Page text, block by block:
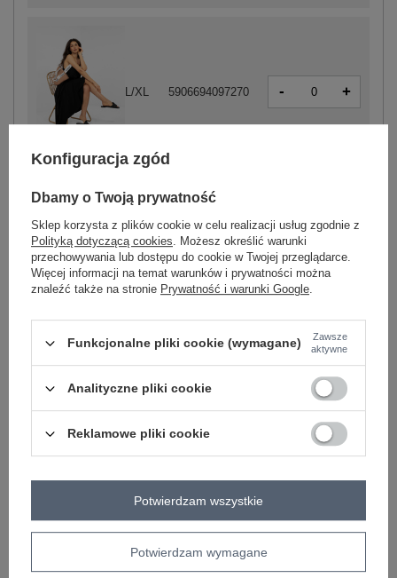
czarny
L/XL 5906694097270 - +
S/M 5906694097201 - +
L/XL 5906694097218 -
ZALOGUJ SIĘ I ZOBACZ CENĘ
Masz pytanie? Chętnie pomożemy.
+48 601 547 740 Zadaj pytanie
skład materiału : 90% bawełna , 10% elastan
Konfiguracja zgód
Dbamy o Twoją prywatność
Sklep korzysta z plików cookie w celu realizacji usług zgodnie z
Polityką dotyczącą cookies. Możesz określić warunki
przechowywania lub dostępu do cookie w Twojej przeglądarce.
Więcej informacji na temat warunków i prywatności można
znaleźć także na stronie Prywatność i warunki Google.
Funkcjonalne pliki cookie (wymagane)
Zawsze
aktywne
Analityczne pliki cookie
Reklamowe pliki cookie
Potwierdzam wymagane
Potwierdzam wszystkie